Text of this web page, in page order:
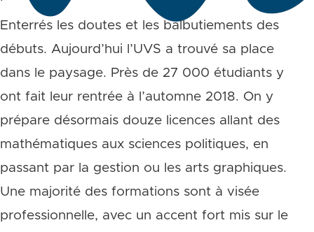
Enterrés les doutes et les balbutiements des
débuts. Aujourd’hui l’UVS a trouvé sa place
dans le paysage. Près de 27 000 étudiants y
ont fait leur rentrée à l’automne 2018. On y
prépare désormais douze licences allant des
mathématiques aux sciences politiques, en
passant par la gestion ou les arts graphiques.
Une majorité des formations sont à visée
professionnelle, avec un accent fort mis sur le